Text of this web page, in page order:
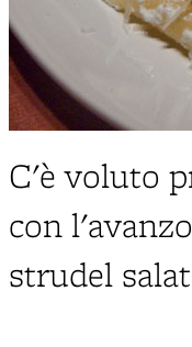
C'è voluto
con
strudel